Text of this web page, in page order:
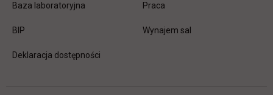
Baza laboratoryjna
BIP
Deklaracja dostępności
Praca
Wynajem sal